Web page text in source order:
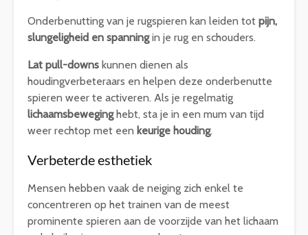
Onderbenutting van je rugspieren kan leiden tot pijn,
slungeligheid en spanningin je rug en schouders.
Lat pull-downs kunnen dienen als
houdingverbeteraars en helpen deze onderbenutte
spieren weer te activeren. Als je regelmatig
lichaamsbeweginghebt, sta je in een mum van tijd
weer rechtop met een keurige houding.
Verbeterde esthetiek
Mensen hebben vaak de neiging zich enkel te
concentreren op het trainen van de meest
prominente spieren aan de voorzijde van het lichaam